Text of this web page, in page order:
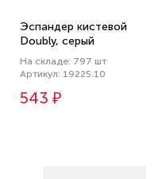
Эспандер кистевой
Doubly, серый
На складе: 797 шт
Артикул: 19225.10
543 ₽